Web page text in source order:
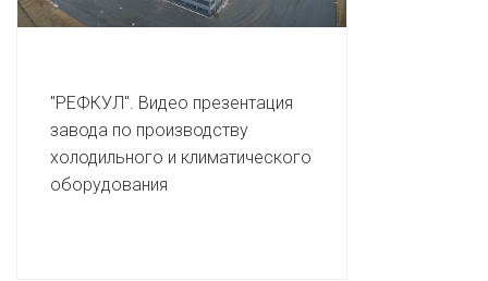
"РЕФКУЛ". Видео презентация
завода по производству
холодильного и климатического
оборудования